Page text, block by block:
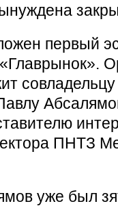
первый
ПНТЗ
уже был